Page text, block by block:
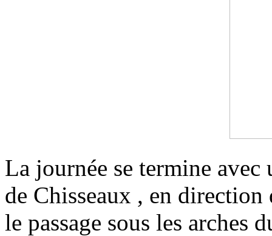
La journée se termine avec
de Chisseaux , en direction
le passage sous les arches